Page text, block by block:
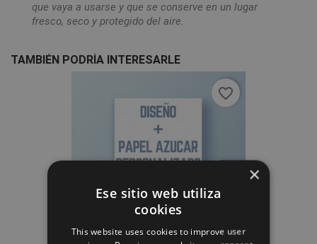
que vaya a usarse y que se conserve en un lugar
fresco, seco y protegido del aire.
TAMBIÉN PODRÍA INTERESARLE
favorite_border
×
Ese sitio web utiliza
cookies
This website uses cookies to improve user